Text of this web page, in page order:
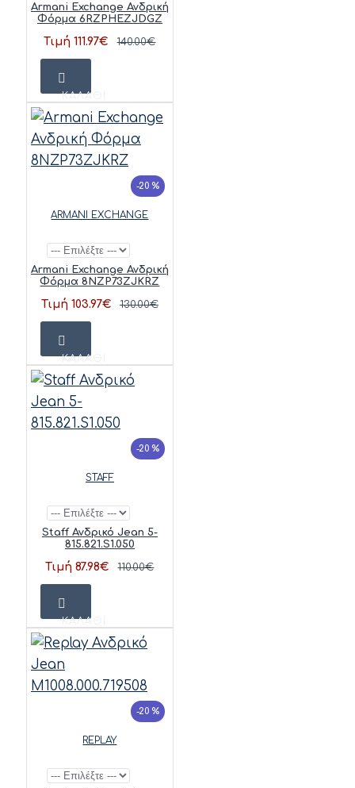
Armani Exchange Ανδρική
Φόρμα 6RZPHEZJDGZ
Τιμή 111.97€ 140.00€
ΚΑΛΆΘΙ
-20 %
ARMANI EXCHANGE
Armani Exchange Ανδρική
Φόρμα 8NZP73ZJKRZ
Τιμή 103.97€ 130.00€
ΚΑΛΆΘΙ
-20 %
STAFF
Staff Ανδρικό Jean 5-
815.821.S1.050
Τιμή 87.98€ 110.00€
ΚΑΛΆΘΙ
-20 %
REPLAY